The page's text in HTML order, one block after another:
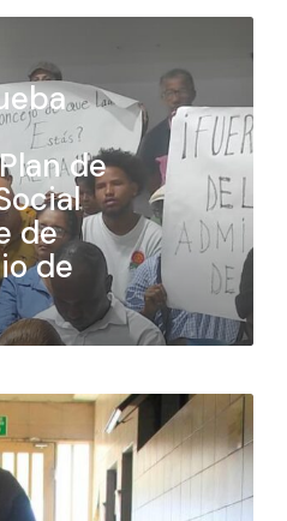
de
de
de